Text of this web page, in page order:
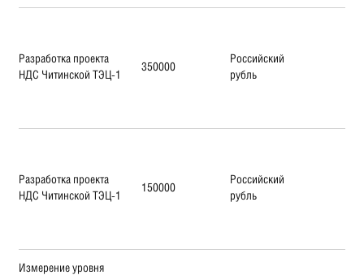
Разработка проекта
НДС Читинской ТЭЦ-1
350000
Российский
рубль
Разработка проекта
НДС Читинской ТЭЦ-1
150000
Российский
рубль
Измерение уровня